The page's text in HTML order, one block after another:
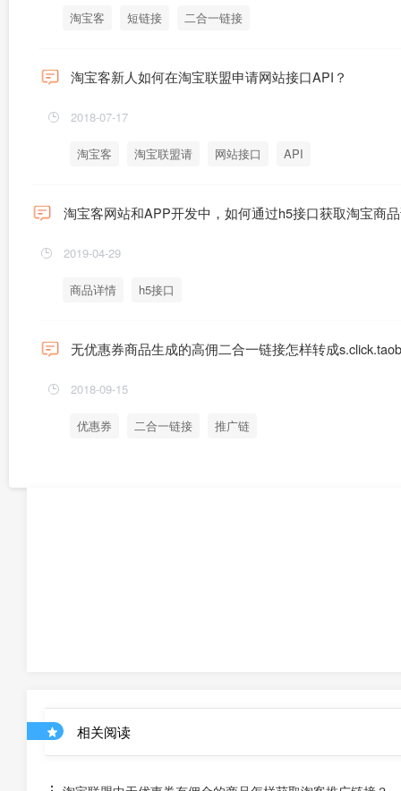
淘宝客 短链接 二合一链接
淘宝客新人如何在淘宝联盟申请网站接口API？
2018-07-17
淘宝客 淘宝联盟请 网站接口 API
淘宝客网站和APP开发中，如何通过h5接口获取淘宝商
2019-04-29
商品详情 h5接口
无优惠券商品生成的高佣二合一链接怎样转成
2018-09-15
优惠券 二合一链接 推广链
相关阅读